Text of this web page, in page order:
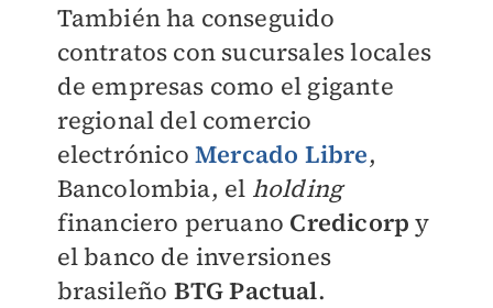
También ha conseguido
contratos con sucursales locales
de empresas como el gigante
regional del comercio
electrónico Mercado Libre,
Bancolombia, el holding
financiero peruano Credicorpy
el banco de inversiones
brasileño BTG Pactual.